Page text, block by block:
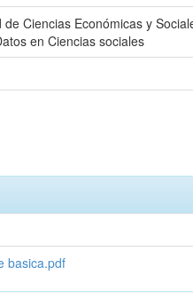
Ciencias Económicas y
en Ciencias sociales
basica.pdf